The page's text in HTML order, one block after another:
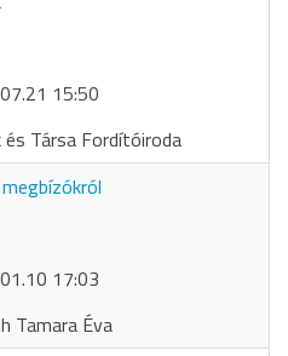
15:50
és Társa Fordítóiroda
17:03
Tamara Éva